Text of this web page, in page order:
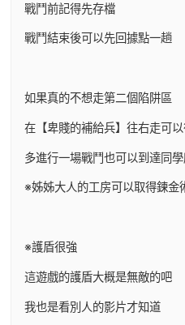
戰鬥前記得先存檔
戰鬥結束後可以先回據點一趟
如果真的不想走第二個陷阱區
在【卑賤的補給兵】往右走可
多進行一場戰鬥也可以到達同
※姊姊大人的工房可以取得鍊金
※護盾很強
這遊戲的護盾大概是無敵的吧
我也是看別人的影片才知道